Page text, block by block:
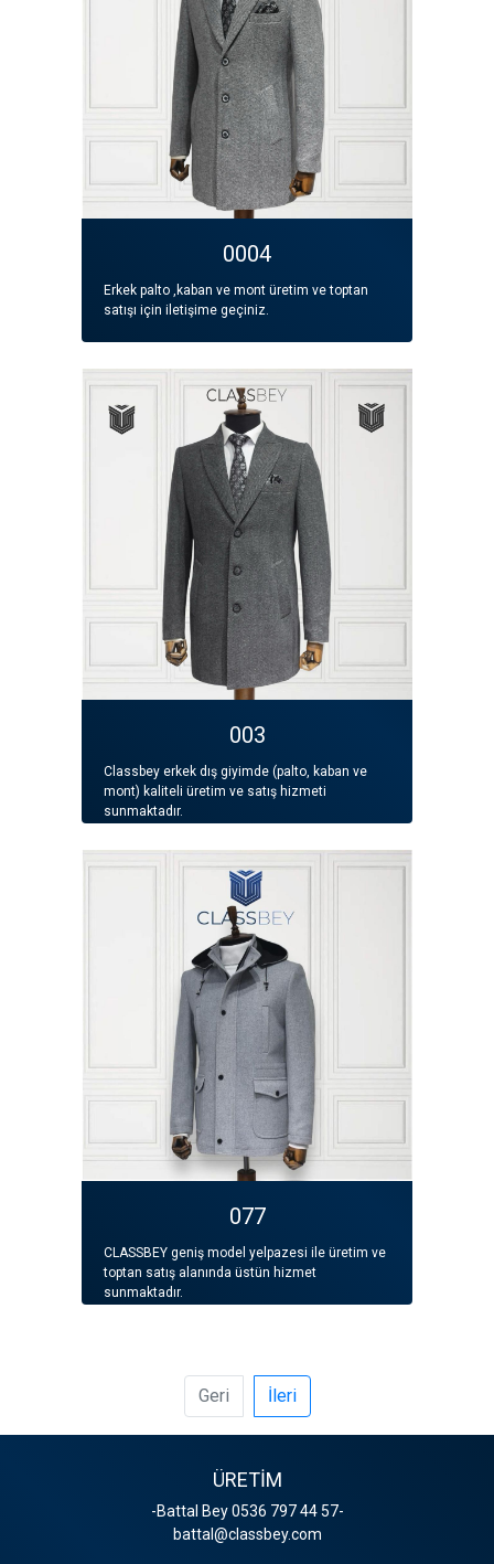
0004
Erkek palto ,kaban ve mont üretim ve toptan
satışı için iletişime geçiniz.
003
Classbey erkek dış giyimde (palto, kaban ve
mont) kaliteli üretim ve satış hizmeti
sunmaktadır.
077
CLASSBEY geniş model yelpazesi ile üretim ve
toptan satış alanında üstün hizmet
sunmaktadır.
Geri İleri
ÜRETİM
-Battal Bey 0536 797 44 57-
battal@classbey.com